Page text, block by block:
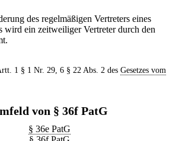
des regelmäßigen Vertreters eines
wird ein zeitweiliger Vertreter durch den
1 § 1 Nr. 29, 6 § 22 Abs. 2 des Gesetzes vom
von § 36f PatG
§ 36e PatG